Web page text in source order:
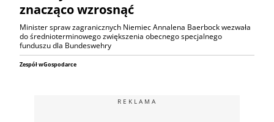
znacząco wzrosnąć
Minister spraw zagranicznych Niemiec Annalena Baerbock wezwała
do średnioterminowego zwiększenia obecnego specjalnego
funduszu dla Bundeswehry
Zespół wGospodarce
REKLAMA